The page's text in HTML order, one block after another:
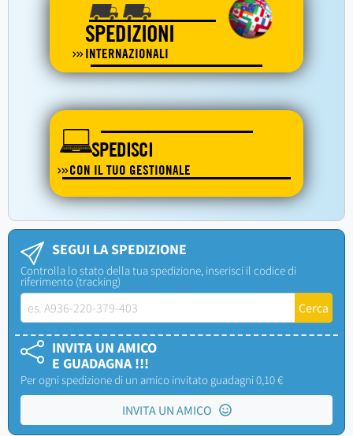
SPEDIZIONI
INTERNAZIONALI
SPEDISCI
CON IL TUO GESTIONALE
SEGUI LA SPEDIZIONE
Controlla lo stato della tua spedizione, inserisci il codice di
riferimento (tracking)
INVITA UN AMICO
E GUADAGNA !!!
Per ogni spedizione di un amico invitato guadagni 0,10 €
INVITA UN AMICO